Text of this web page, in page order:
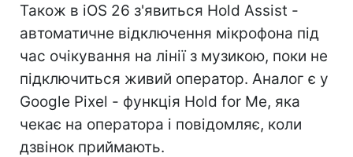
Також в iOS 26 з'явиться Hold Assist -
автоматичне відключення мікрофона під
час очікування на лінії з музикою, поки не
підключиться живий оператор. Аналог є у
Google Pixel - функція Hold for Me, яка
чекає на оператора і повідомляє, коли
дзвінок приймають.